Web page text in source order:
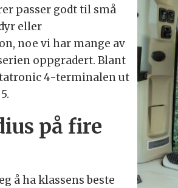
passer godt til små
eller
noe vi har mange av
oppgradert. Blant
4-terminalen ut
på fire
å ha klassens beste